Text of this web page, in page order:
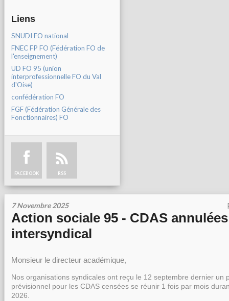
Liens
SNUDI FO national
FNEC FP FO (Fédération FO de
l'enseignement)
UD FO 95 (union
interprofessionnelle FO du Val
d'Oise)
confédération FO
FGF (Fédération Générale des
Fonctionnaires) FO
FACEBOOK RSS
7 Novembre 2025
Action sociale 95 - CDAS
intersyndical
Monsieur le directeur académique,
Nos organisations syndicales ont reçu le 12 septembre dernier un
prévisionnel pour les CDAS censées se réunir 1 fois par mois
2026.